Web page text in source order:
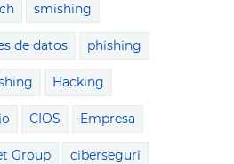
smishing
de datos phishing
Hacking
CIOS Empresa
Group ciberseguri